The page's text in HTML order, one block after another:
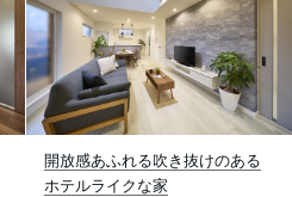
開放感あふれる吹き抜けのある
ホテルライクな家